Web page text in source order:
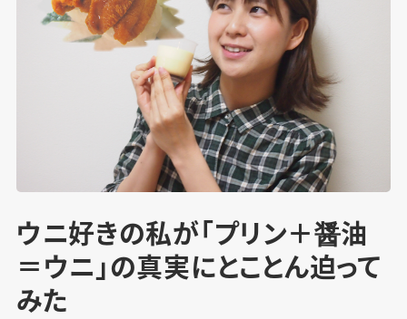
ウニ好きの私が「プリン＋醤油
＝ウニ」の真実にとことん迫って
みた